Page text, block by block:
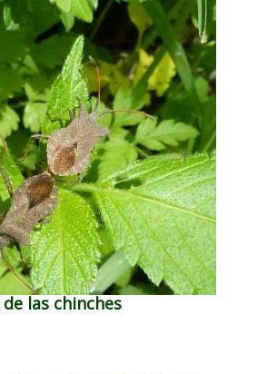
las chinches